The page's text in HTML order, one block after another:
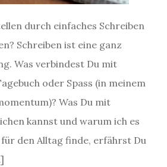
durch einfaches Schreiben
Schreiben ist eine ganz
Was verbindest Du mit
oder Spass (in meinem
Was Du mit
kannst und warum ich es
den Alltag finde, erfährst Du